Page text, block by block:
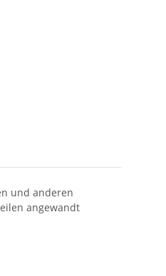
und anderen
angewandt